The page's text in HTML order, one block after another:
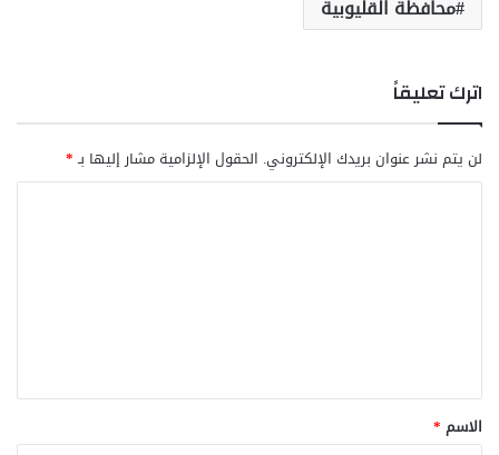
محافظة القليوبية
اترك تعليقاً
لن يتم نشر عنوان بريدك الإلكتروني. الحقول الإلزامية مشار إليها بـ*
ق
*
الاسم *